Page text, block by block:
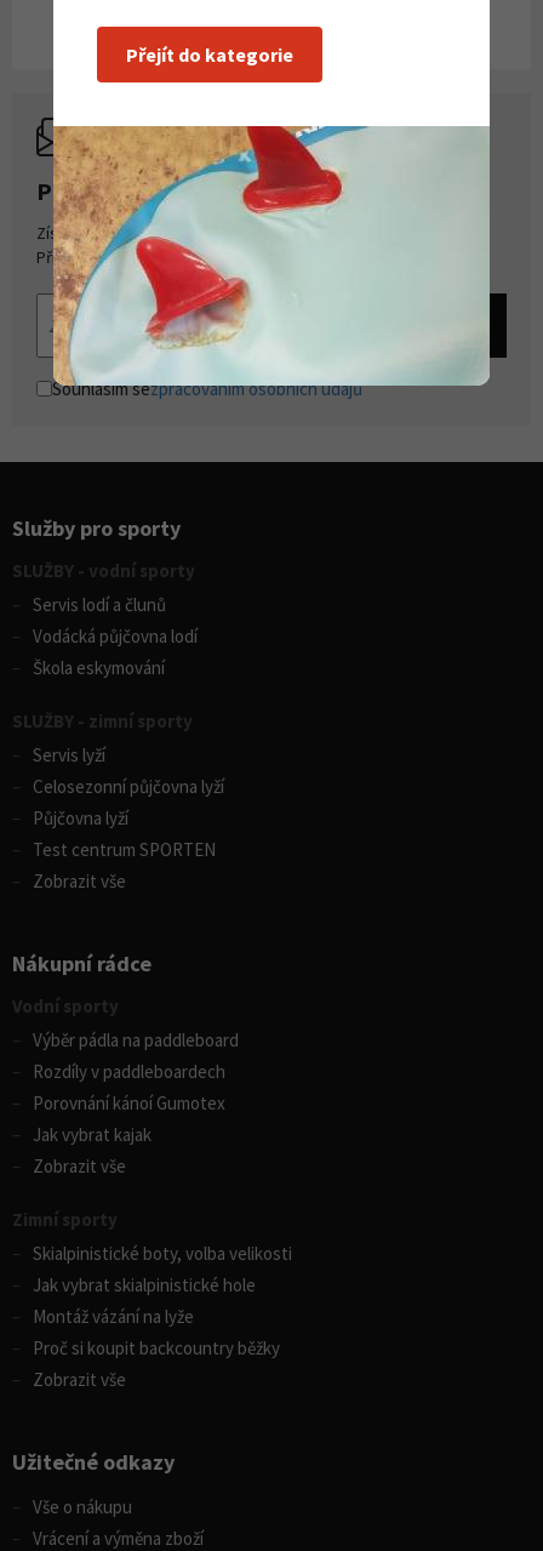
PŘIHLASTE SE K ODBĚRU NOVINEK
Získejte přehled o novinkách a akcích na našem e-shopu.
Přihlašte se k odběru novinek.
Souhlasím sezpracováním osobních údajů
Služby pro sporty
SLUŽBY - vodní sporty
Servis lodí a člunů
Vodácká půjčovna lodí
Škola eskymování
SLUŽBY - zimní sporty
Servis lyží
Celosezonní půjčovna lyží
Půjčovna lyží
Test centrum SPORTEN
Zobrazit vše
Nákupní rádce
Vodní sporty
Výběr pádla na paddleboard
Rozdíly v paddleboardech
Porovnání kánoí Gumotex
Jak vybrat kajak
Zobrazit vše
Zimní sporty
Skialpinistické boty, volba velikosti
Jak vybrat skialpinistické hole
Montáž vázání na lyže
Proč si koupit backcountry běžky
Zobrazit vše
Užitečné odkazy
Vše o nákupu
Vrácení a výměna zboží
Přejít do kategorie